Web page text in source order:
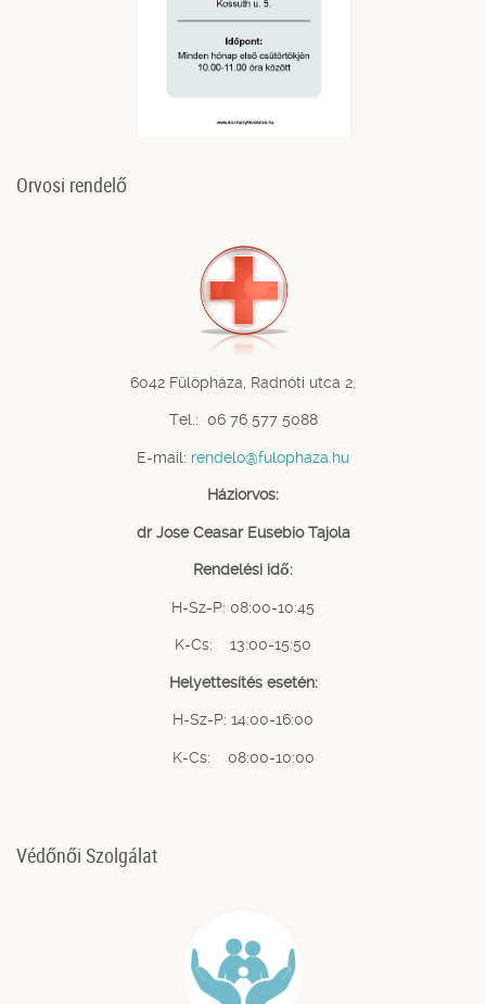
Orvosi rendelő
6042 Fülöpháza, Radnóti utca 2.
Tel.: 06 76 577 5088
E-mail: rendelo@fulophaza.hu
Háziorvos:
dr Jose Ceasar Eusebio Tajola
Rendelési idő:
H-Sz-P: 08:00-10:45
K-Cs: 13:00-15:50
Helyettesítés esetén:
H-Sz-P: 14:00-16:00
K-Cs: 08:00-10:00
Védőnői Szolgálat